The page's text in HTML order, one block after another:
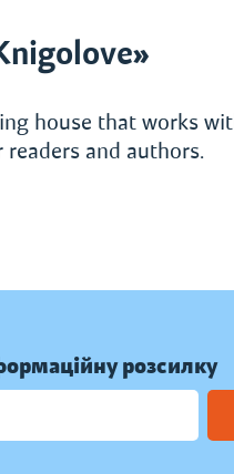
house that works
and authors.
розсилку